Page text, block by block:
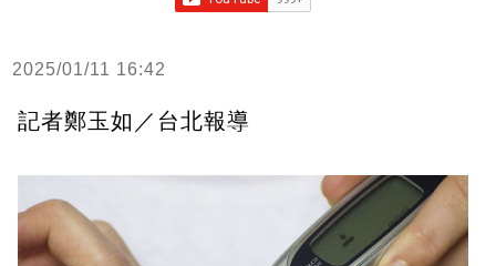
2025/01/11 16:42
記者鄭玉如／台北報導